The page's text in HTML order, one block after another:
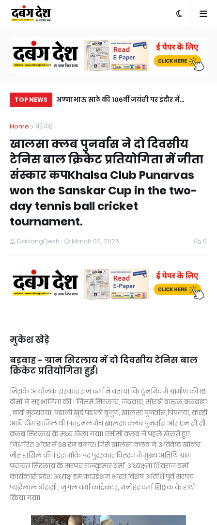
TOP NEWS
एक आरोपी
horse
अण्णाभाऊ साठे की 106वीं जयंती पर इंदौर में
106th birth anniversary of Annabhau Sathe,
a grand procession created history.
Home बड़वाह
खालसा क्लब पुनर्वास ने दो दिवसीय
टेनिस बाल क्रिकेट प्रतियोगिता में जीता
संस्कार कपKhalsa Club Punarvas
won the Sanskar Cup in the two-
day tennis ball cricket
tournament.
DabangDesh March 02, 2026 0
मुकेश खेड़े
बड़वाह - ग्राम सिरलाय में दो दिवसीय टेनिस बाल
क्रिकेट प्रतियोगिता हुई।
जिसके आयोजक संस्कार राज वर्मा ने बताया कि टूर्नामेंट में ग्रामीण की 16
टीमों ने सहभागिता की । जिसमें सिरलाय, जेठवाय, सोरठी बारुल,बलवाड़ा
, बावी मुख्यतया, पड़ाली खुर्द,पड़ाली बुजुर्ग, खालसा पुनर्वास,पिपल्या, करही
आदि टीम शामिल थी ।फाइनल मैच खालसा क्लब पुनर्वास और एन सी सी
क्लब सिरलाय के मध्य खेला गया। एसीसी क्लब ने पहले खेलते हुए
निर्धारित ओवर में 58 रन बनाए। जिसे खालसा क्लब ने 3 विकेट खोकर
जीत हासिल की । इस मौके पर पुरस्कार वितरण में मुख्य अतिथि ग्राम
पंचायत सिरलाय के सरपंच राजकुमार वर्मा ,अध्यक्षता शिवराज वर्मा
कार्यकारी प्रदेश अध्यक्ष हम फाउंडेशन भारत,विशेष अतिथि पूर्व सरपंच
प्यारेलाल बौरासी , जुगल वर्मा कांट्रेक्टर, मनोहर वर्मा शिक्षक के हाथों
किया गया।